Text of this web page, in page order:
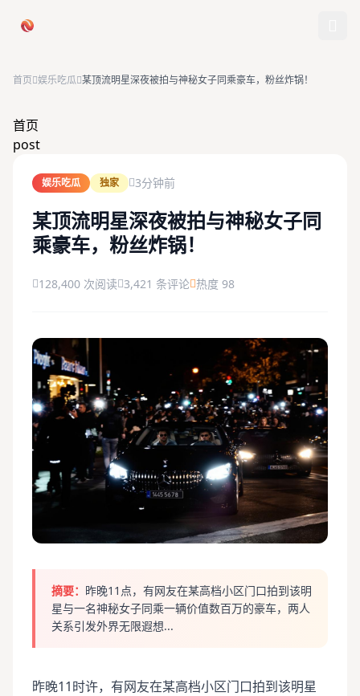
今日爆料
首页 娱乐吃瓜 某顶流明星深夜被拍与神秘女子同乘豪车，粉丝炸锅！
首页
post
娱乐吃瓜 独家 3分钟前
某顶流明星深夜被拍与神秘女子同
乘豪车，粉丝炸锅！
128,400 次阅读 3,421 条评论 热度 98
摘要： 昨晚11点，有网友在某高档小区门口拍到该明
星与一名神秘女子同乘一辆价值数百万的豪车，两人
关系引发外界无限遐想...
昨晚11时许，有网友在某高档小区门口拍到该明星